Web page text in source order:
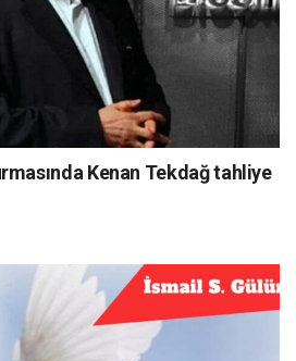
Kenan Tekdağ tahliye